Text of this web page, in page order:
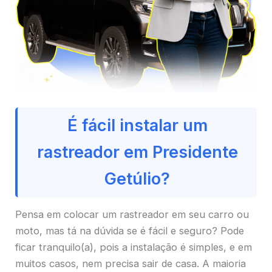
É fácil instalar um
rastreador em Presidente
Getúlio?
Pensa em colocar um rastreador em seu carro ou
moto, mas tá na dúvida se é fácil e seguro? Pode
ficar tranquilo(a), pois a instalação é simples, e em
muitos casos, nem precisa sair de casa. A maioria